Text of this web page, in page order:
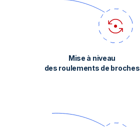
Mise à niveau
des roulements de broches